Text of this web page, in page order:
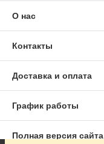
О нас
Контакты
Доставка и оплата
График работы
Полная версия сайта